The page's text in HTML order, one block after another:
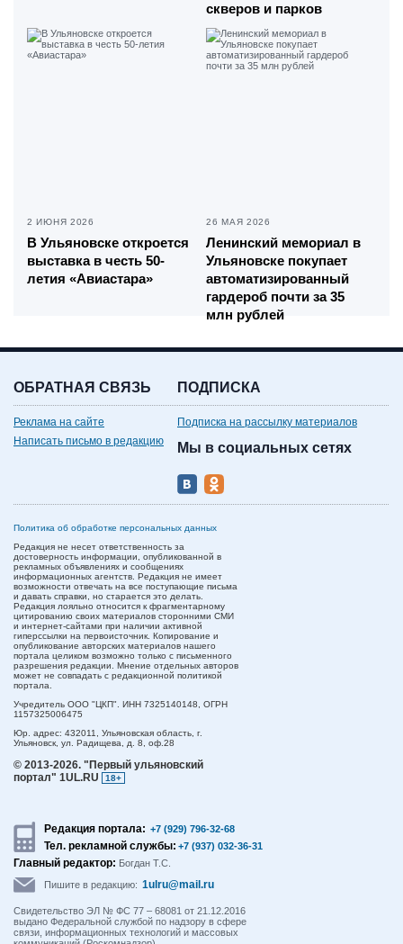
скверов и парков
2 ИЮНЯ 2026
В Ульяновске откроется
выставка в честь 50-
летия «Авиастара»
26 МАЯ 2026
Ленинский мемориал в
Ульяновске покупает
автоматизированный
гардероб почти за 35
млн рублей
ОБРАТНАЯ СВЯЗЬ
Реклама на сайте
Написать письмо в редакцию
ПОДПИСКА
Подписка на рассылку материалов
Мы в социальных сетях
Политика об обработке персональных данных
Редакция не несет ответственность за
достоверность информации, опубликованной в
рекламных объявлениях и сообщениях
информационных агентств. Редакция не имеет
возможности отвечать на все поступающие письма
и давать справки, но старается это делать.
Редакция лояльно относится к фрагментарному
цитированию своих материалов сторонними СМИ
и интернет-сайтами при наличии активной
гиперссылки на первоисточник. Копирование и
опубликование авторских материалов нашего
портала целиком возможно только с письменного
разрешения редакции. Мнение отдельных авторов
может не совпадать с редакционной политикой
портала.
Учредитель ООО "ЦКП". ИНН 7325140148, ОГРН
1157325006475
Юр. адрес: 432011, Ульяновская область, г.
Ульяновск, ул. Радищева, д. 8, оф.28
© 2013-2026. "Первый ульяновский
портал" 1UL.RU
18+
Редакция портала: +7 (929) 796-32-68
Тел. рекламной службы: +7 (937) 032-36-31
Главный редактор: Богдан Т.С.
Пишите в редакцию: 1ulru@mail.ru
Свидетельство ЭЛ № ФС 77 – 68081 от 21.12.2016
выдано Федеральной службой по надзору в сфере
связи, информационных технологий и массовых